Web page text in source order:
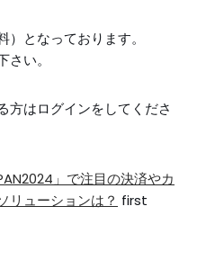
となっております。
さい。
方はログインをしてくださ
」で注目の決済やカ
リューションは？ first